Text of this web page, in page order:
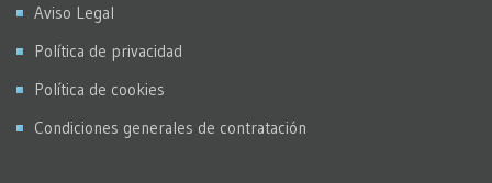
Aviso Legal
Política de privacidad
Política de cookies
Condiciones generales de contratación